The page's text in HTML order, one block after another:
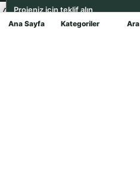
Ana Sayfa Kategoriler Ara
Uygulama
Projeniz için teklif alın